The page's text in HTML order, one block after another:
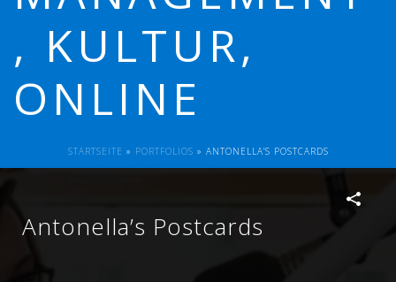
, KULTUR,
ONLINE
STARTSEITE » PORTFOLIOS » ANTONELLA’S POSTCARDS
Antonella’s Postcards